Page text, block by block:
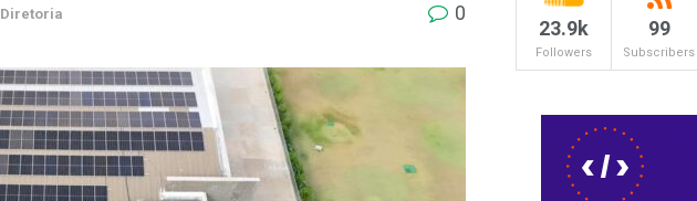
Diretoria 0
23.9k
Followers
99
Subscribers